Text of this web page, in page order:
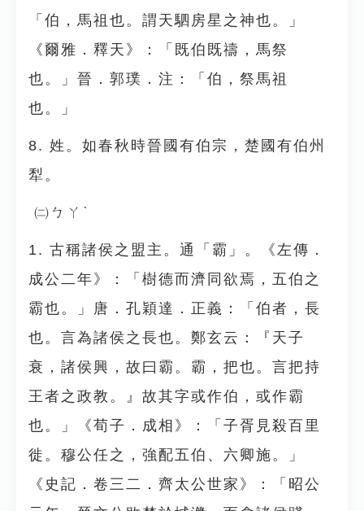
「伯，馬祖也。謂天駟房星之神也。」
《爾雅．釋天》：「既伯既禱，馬祭
也。」晉．郭璞．注：「伯，祭馬祖
也。」
8. 姓。如春秋時晉國有伯宗，楚國有伯州
犁。
㈡ㄅㄚˋ
1. 古稱諸侯之盟主。通「霸」。《左傳．
成公二年》：「樹德而濟同欲焉，五伯之
霸也。」唐．孔穎達．正義：「伯者，長
也。言為諸侯之長也。鄭玄云：『天子
衰，諸侯興，故曰霸。霸，把也。言把持
王者之政教。』故其字或作伯，或作霸
也。」《荀子．成相》：「子胥見殺百里
徙。穆公任之，強配五伯、六卿施。」
《史記．卷三二．齊太公世家》：「昭公